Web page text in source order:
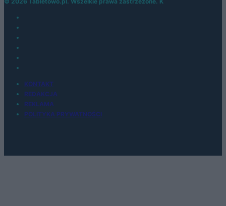
KONTAKT
REDAKCJA
REKLAMA
POLITYKA PRYWATNOŚCI